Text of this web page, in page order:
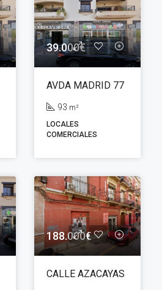
39.000€
AVDA MADRID 77
93 m²
LOCALES
COMERCIALES
188.000€
CALLE AZACAYAS